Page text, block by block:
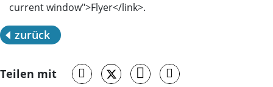
current window">Flyer</link>.
zurück
Teilen mit